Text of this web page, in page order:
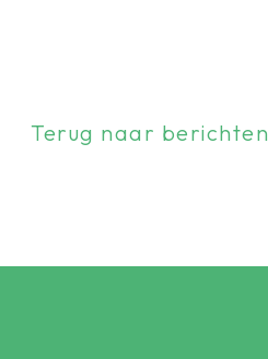
Terug naar berichten